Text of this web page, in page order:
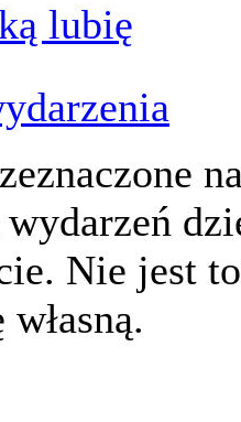
lubię
Nie jest